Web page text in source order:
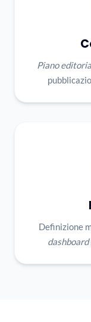
Piano
Definizione
dashboard